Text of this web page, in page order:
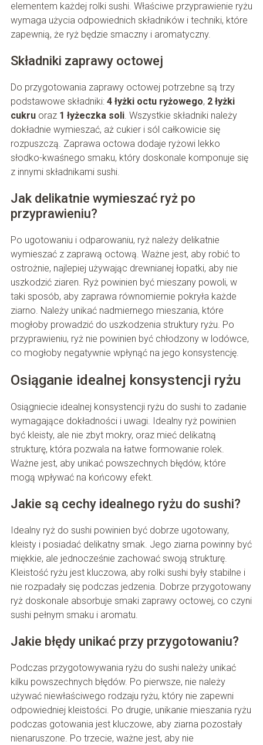
elementem każdej rolki sushi. Właściwe przyprawienie ryżu
wymaga użycia odpowiednich składników i techniki, które
zapewnią, że ryż będzie smaczny i aromatyczny.
Składniki zaprawy octowej
Do przygotowania zaprawy octowej potrzebne są trzy
podstawowe składniki: 4 łyżki octu ryżowego, 2 łyżki
cukruoraz 1 łyżeczka soli. Wszystkie składniki należy
dokładnie wymieszać, aż cukier i sól całkowicie się
rozpuszczą. Zaprawa octowa dodaje ryżowi lekko
słodko-kwaśnego smaku, który doskonale komponuje się
z innymi składnikami sushi.
Jak delikatnie wymieszać ryż po
przyprawieniu?
Po ugotowaniu i odparowaniu, ryż należy delikatnie
wymieszać z zaprawą octową. Ważne jest, aby robić to
ostrożnie, najlepiej używając drewnianej łopatki, aby nie
uszkodzić ziaren. Ryż powinien być mieszany powoli, w
taki sposób, aby zaprawa równomiernie pokryła każde
ziarno. Należy unikać nadmiernego mieszania, które
mogłoby prowadzić do uszkodzenia struktury ryżu. Po
przyprawieniu, ryż nie powinien być chłodzony w lodówce,
co mogłoby negatywnie wpłynąć na jego konsystencję.
Osiąganie idealnej konsystencji ryżu
Osiągniecie idealnej konsystencji ryżu do sushi to zadanie
wymagające dokładności i uwagi. Idealny ryż powinien
być kleisty, ale nie zbyt mokry, oraz mieć delikatną
strukturę, która pozwala na łatwe formowanie rolek.
Ważne jest, aby unikać powszechnych błędów, które
mogą wpływać na końcowy efekt.
Jakie są cechy idealnego ryżu do sushi?
Idealny ryż do sushi powinien być dobrze ugotowany,
kleisty i posiadać delikatny smak. Jego ziarna powinny być
miękkie, ale jednocześnie zachować swoją strukturę.
Kleistość ryżu jest kluczowa, aby rolki sushi były stabilne i
nie rozpadały się podczas jedzenia. Dobrze przygotowany
ryż doskonale absorbuje smaki zaprawy octowej, co czyni
sushi pełnym smaku i aromatu.
Jakie błędy unikać przy przygotowaniu?
Podczas przygotowywania ryżu do sushi należy unikać
kilku powszechnych błędów. Po pierwsze, nie należy
używać niewłaściwego rodzaju ryżu, który nie zapewni
odpowiedniej kleistości. Po drugie, unikanie mieszania ryżu
podczas gotowania jest kluczowe, aby ziarna pozostały
nienaruszone. Po trzecie, ważne jest, aby nie